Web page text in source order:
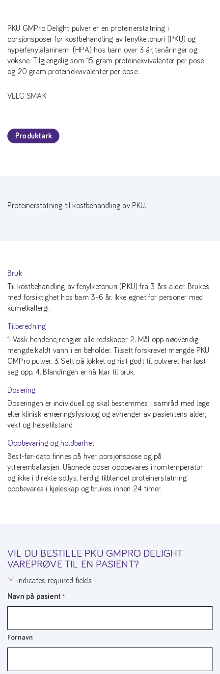
PKU GMPro Delight pulver er en proteinerstatning i
porsjonsposer for kostbehandling av fenylketonuri (PKU) og
hyperfenylalaninemi (HPA) hos barn over 3 år, tenåringer og
voksne. Tilgjengelig som 15 gram proteinekvivalenter per pose
og 20 gram proteinekvivalenter per pose.
VELG SMAK
Produktark
Proteinerstatning til kostbehandling av PKU.
Bruk
Til kostbehandling av fenylketonuri (PKU) fra 3 års alder. Brukes
med forsiktighet hos barn 3-6 år. Ikke egnet for personer med
kumelkallergi.
Tilberedning
1. Vask hendene, rengjør alle redskaper. 2. Mål opp nødvendig
mengde kaldt vann i en beholder. Tilsett forskrevet mengde PKU
GMPro pulver. 3. Sett på lokket og rist godt til pulveret har løst
seg opp. 4. Blandingen er nå klar til bruk.
Dosering
Doseringen er individuell og skal bestemmes i samråd med lege
eller klinisk ernæringsfysiolog og avhenger av pasientens alder,
vekt og helsetilstand.
Oppbevaring og holdbarhet
Best-før-dato finnes på hver porsjonspose og på
ytteremballasjen. Uåpnede poser oppbevares i romtemperatur
og ikke i direkte sollys. Ferdig tilblandet proteinerstatning
oppbevares i kjøleskap og brukes innen 24 timer.
VIL DU BESTILLE PKU GMPRO DELIGHT
VAREPRØVE TIL EN PASIENT?
"*" indicates required fields
Navn på pasient *
Fornavn